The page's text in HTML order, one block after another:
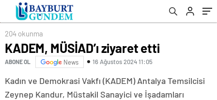
204 okunma
KADEM, MÜSİAD’ı ziyaret etti
ABONE OL News 16 Ağustos 2024 11:05
Kadın ve Demokrasi Vakfı (KADEM) Antalya Temsilcisi
Zeynep Kandur, Müstakil Sanayici ve İşadamları